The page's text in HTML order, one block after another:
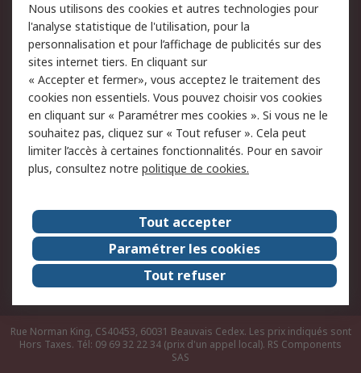
du site
Politique de protection
des données - Mise à
jour
Sécurité des E-mails
Conditions générales
de vente
Politique anti-
corruption
Campagnes marketing
A propos de RS
A propos de RS France
Evénements
Le groupe RS Group Plc
Presse
RS dans le monde
Démarche RSE
Nous rejoindre
RS Particuliers
Rue Norman King, CS40453, 60031 Beauvais Cedex. Les prix indiqués sont
Hors Taxes. Tél: 09 69 32 22 34 (prix d'un appel local). RS Components
SAS
Nous utilisons des cookies et autres technologies pour
l'analyse statistique de l'utilisation, pour la
personnalisation et pour l’affichage de publicités sur des
sites internet tiers. En cliquant sur
« Accepter et fermer», vous acceptez le traitement des
cookies non essentiels. Vous pouvez choisir vos cookies
en cliquant sur « Paramétrer mes cookies ». Si vous ne le
souhaitez pas, cliquez sur « Tout refuser ». Cela peut
limiter l’accès à certaines fonctionnalités. Pour en savoir
plus, consultez notre politique de cookies.
Tout accepter
Paramétrer les cookies
Tout refuser